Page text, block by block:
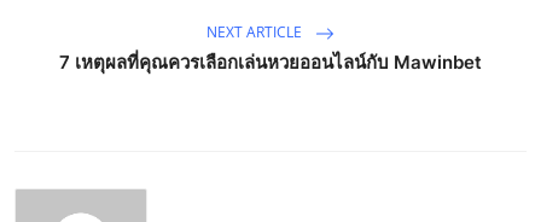
NEXT ARTICLE
7 เหตุผลที่คุณควรเลือกเล่นหวยออนไลน์กับ Mawinbet